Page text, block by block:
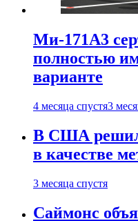
Ми-171А3
полностью
варианте
4 месяца спустя3
В США
в качестве
3 месяца спустя
Саймонс